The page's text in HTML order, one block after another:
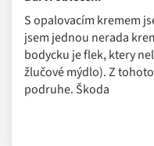
Dlouhé pátrání po
Od samého počátku
jistí, že nepůjdou
své nabídce proto mají
kartonové obaly a také
nikdy neustali v pátrání
S opalovacím kremem
jsem jednou nerada
bodycku je flek, ktery
žlučové mýdlo). Z
podruhe. Škoda